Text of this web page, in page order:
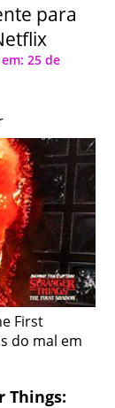
para
25 de
First
do mal em
Things: